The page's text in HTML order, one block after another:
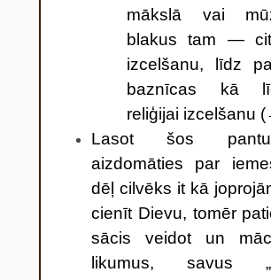
mākslā vai
blakus tam —
izcelšanu, līdz
baznīcas kā
reliģijai izcelšanu
Lasot šos
aizdomāties par
dēļ cilvēks it kā
cienīt Dievu, tomēr
sācis veidot un
likumus, savus